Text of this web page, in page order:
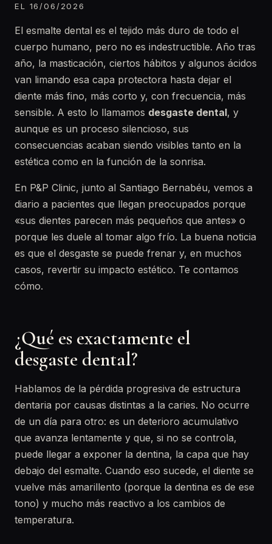
EL 16/06/2026
El esmalte dental es el tejido más duro de todo el
cuerpo humano, pero no es indestructible. Año tras
año, la masticación, ciertos hábitos y algunos ácidos
van limando esa capa protectora hasta dejar el
diente más fino, más corto y, con frecuencia, más
sensible. A esto lo llamamos desgaste dental, y
aunque es un proceso silencioso, sus
consecuencias acaban siendo visibles tanto en la
estética como en la función de la sonrisa.
En P&P Clinic, junto al Santiago Bernabéu, vemos a
diario a pacientes que llegan preocupados porque
«sus dientes parecen más pequeños que antes» o
porque les duele al tomar algo frío. La buena noticia
es que el desgaste se puede frenar y, en muchos
casos, revertir su impacto estético. Te contamos
cómo.
¿Qué es exactamente el
desgaste dental?
Hablamos de la pérdida progresiva de estructura
dentaria por causas distintas a la caries. No ocurre
de un día para otro: es un deterioro acumulativo
que avanza lentamente y que, si no se controla,
puede llegar a exponer la dentina, la capa que hay
debajo del esmalte. Cuando eso sucede, el diente se
vuelve más amarillento (porque la dentina es de ese
tono) y mucho más reactivo a los cambios de
temperatura.